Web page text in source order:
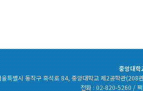
중앙대학
울특별시 동작구 흑석로 84, 중앙대학교 제2공학관(208
전화 : 02-820-5260 /